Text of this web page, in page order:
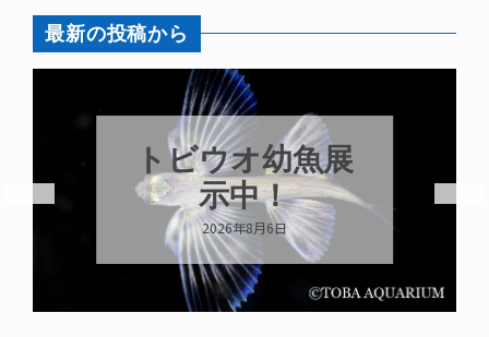
最新の投稿から
トビウオ幼魚展
示中！
2026年8月6日